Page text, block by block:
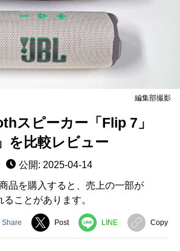
編集部撮影
スピーカー「Flip 7」
を比較レビュー
公開: 2025-04-14
品を購入すると、売上の一部が
ことがあります。
Share Post LINE Copy